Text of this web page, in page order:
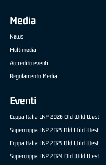
Media
News
Multimedia
Accredito eventi
Regolamento Media
Eventi
Coppa Italia LNP 2026 Old Wild West
Supercoppa LNP 2025 Old Wild West
Coppa Italia LNP 2025 Old Wild West
Supercoppa LNP 2024 Old Wild West